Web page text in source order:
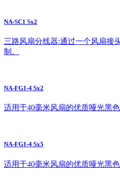
NA-SC1 Sx2
三路风扇分线器:通过一个风扇接
制。
NA-FG1-4 Sx2
适用于40毫米风扇的优质哑光黑
NA-FG1-4 Sx5
适用于40毫米风扇的优质哑光黑